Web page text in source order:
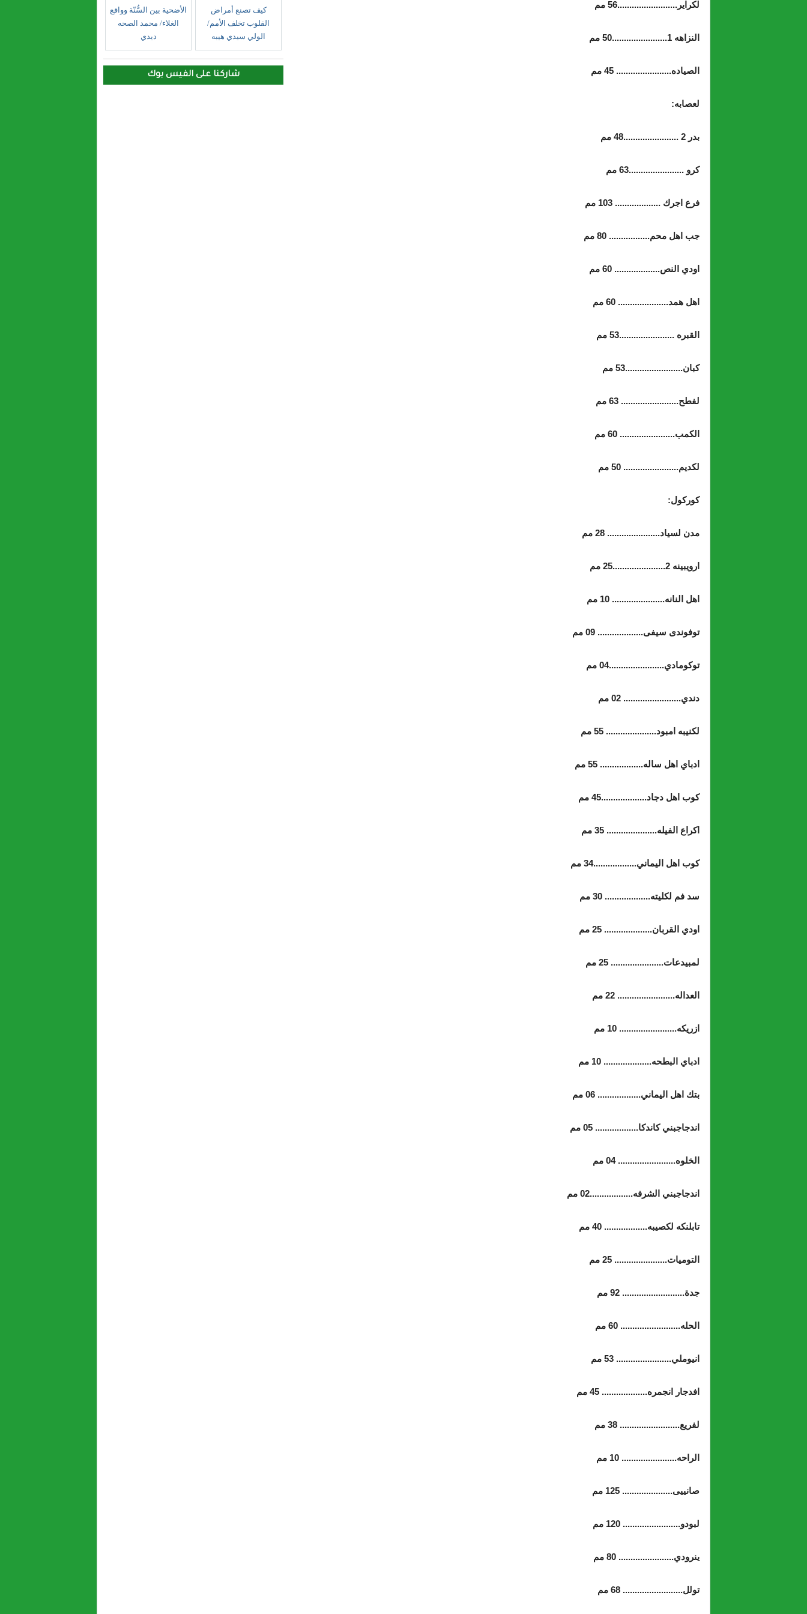
لكراير.........................56 مم
النزاهه 1.......................50 مم
الصياده....................... 45 مم
لعصابه:
بدر 2 .......................48 مم
كرو .......................63 مم
فرع اجرك ................... 103 مم
جب اهل محم................. 80 مم
اودي النص................... 60 مم
اهل همد..................... 60 مم
القبره .......................53 مم
كبان........................53 مم
لفطح........................ 63 مم
الكمب....................... 60 مم
لكديم....................... 50 مم
كوركول:
مدن لسياد...................... 28 مم
ارويبينه 2......................25 مم
اهل النانه...................... 10 مم
توفوندى سيفى................... 09 مم
توكومادي.......................04 مم
دندي........................ 02 مم
لكنيبه امبود..................... 55 مم
ادباي اهل ساله.................. 55 مم
كوب اهل دجاد...................45 مم
اكراع الفيله..................... 35 مم
كوب اهل اليماني..................34 مم
سد فم لكليته................... 30 مم
اودي القربان.................... 25 مم
لمبيدعات...................... 25 مم
العداله........................ 22 مم
ازريكه........................ 10 مم
ادباي البطحه.................... 10 مم
بتك اهل اليماني.................. 06 مم
اندجاجبني كاندكا.................. 05 مم
الخلوه........................ 04 مم
اندجاجبني الشرفه..................02 مم
تابلنكه لكصيبه.................. 40 مم
التوميات...................... 25 مم
جدة.......................... 92 مم
الحله......................... 60 مم
انيوملي....................... 53 مم
افدجار انجمره................... 45 مم
لفريع......................... 38 مم
الراحه....................... 10 مم
صانييى..................... 125 مم
لبودو........................ 120 مم
ينرودي....................... 80 مم
تولل......................... 68 مم
كيف تصنع أمراض
القلوب تخلف الأمم/
الولي سيدي هيبه
الأضحية بين السُّنّة وواقع
الغلاء/ محمد الصحه
ديدي
شاركنا على الفيس بوك